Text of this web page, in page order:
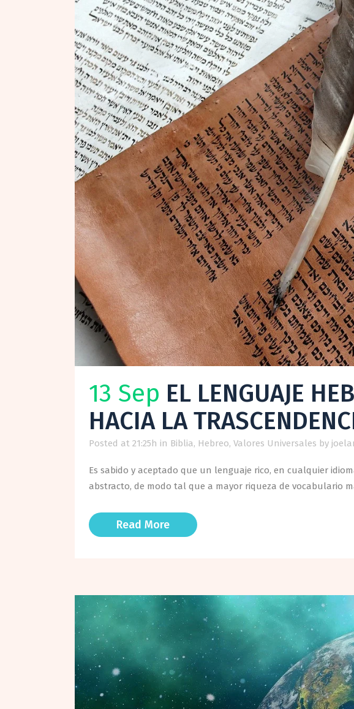
13 Sep EL LENGUAJE
HACIA LA
Posted at 21:25h in Biblia, Hebreo, Valores Universales by
Es sabido y aceptado que un lenguaje rico, en cualquier
abstracto, de modo tal que a mayor riqueza de vocabulario
Read More